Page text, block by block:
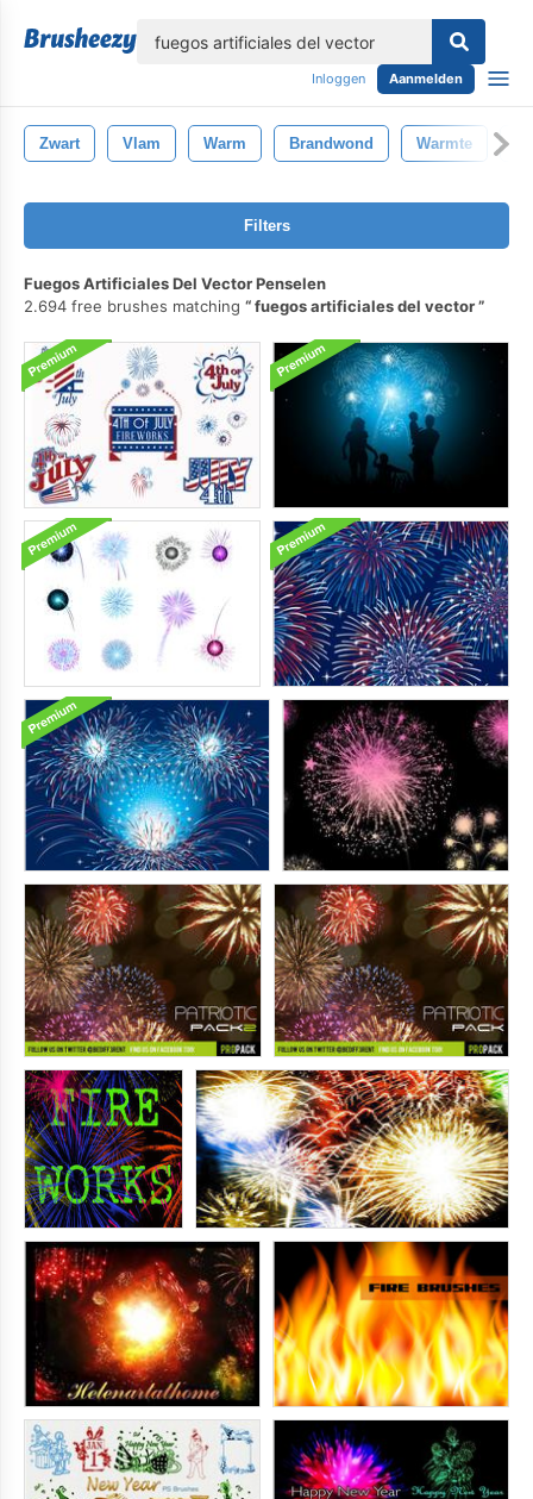
Inloggen Aanmelden
Zwart Vlam Warm Brandwond Warmte
Filters
Fuegos Artificiales Del Vector Penselen
2.694 free brushes matching
fuegos artificiales del vector